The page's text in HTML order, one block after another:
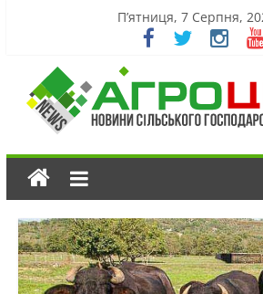
П’ятниця, 7 Серпня,